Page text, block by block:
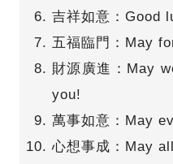
吉祥如意：Good
五福臨門：May
財源廣進：May
you!
萬事如意：May
心想事成：May